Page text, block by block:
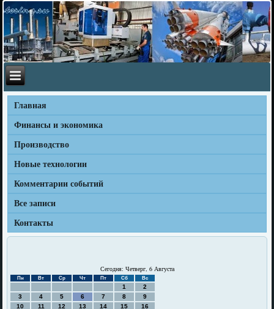
Главная
Финансы и экономика
Производство
Новые технологии
Комментарии событий
Все записи
Контакты
Сегодня: Четверг, 6 Августа
Пн Вт Ср Чт Пт Сб Вс
1
2
3
4 5 6 7 8
9
10
11 12 13 14 15
16